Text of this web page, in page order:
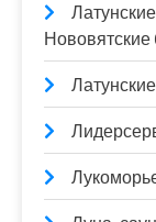
Нововятские